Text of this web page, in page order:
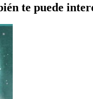
te puede